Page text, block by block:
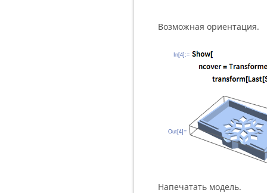
Возможная ориентация.
In[4]:=
Out[4]=
Напечатать модель.